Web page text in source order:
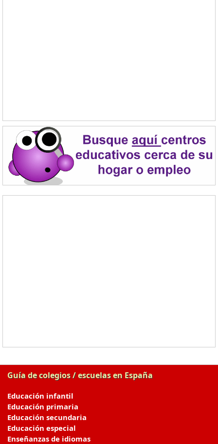
Guía de colegios / escuelas en España
Educación infantil
Educación primaria
Educación secundaria
Educación especial
Enseñanzas de idiomas